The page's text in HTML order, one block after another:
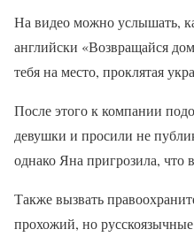
На видео можно услышать,
английски «Возвращайся
тебя на место, проклятая
После этого к компании
девушки и просили не
однако Яна пригрозила, что
Также вызвать
прохожий, но